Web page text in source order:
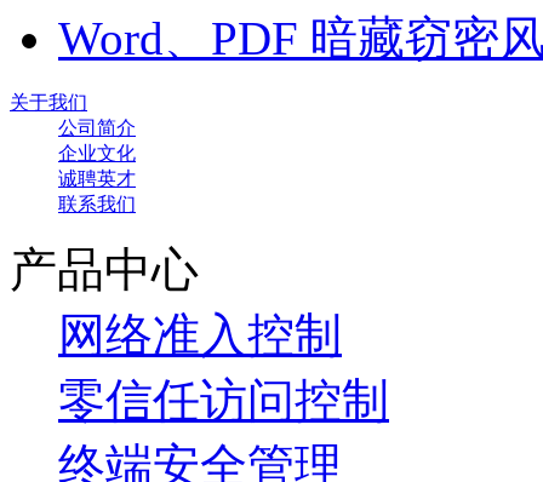
Word、PDF 暗藏窃密
关于我们
公司简介
企业文化
诚聘英才
联系我们
产品中心
网络准入控制
零信任访问控制
终端安全管理